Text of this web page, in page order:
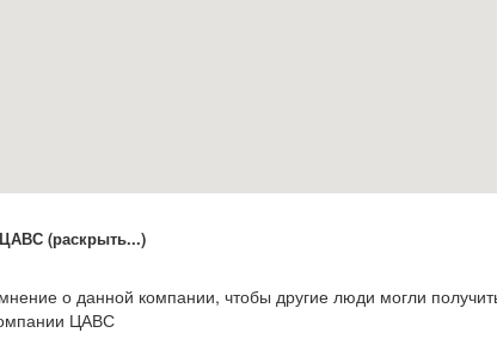
(раскрыть...)
о данной компании, чтобы другие люди могли
ЦАВС